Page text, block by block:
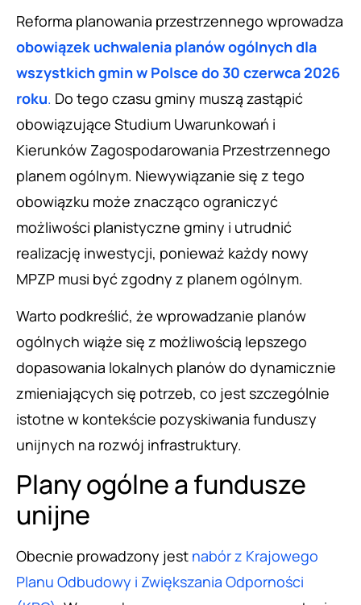
Reforma planowania przestrzennego wprowadza
obowiązek uchwalenia planów ogólnych dla
wszystkich gmin w Polsce do 30 czerwca 2026
roku. Do tego czasu gminy muszą zastąpić
obowiązujące Studium Uwarunkowań i
Kierunków Zagospodarowania Przestrzennego
planem ogólnym. Niewywiązanie się z tego
obowiązku może znacząco ograniczyć
możliwości planistyczne gminy i utrudnić
realizację inwestycji, ponieważ każdy nowy
MPZP musi być zgodny z planem ogólnym.
Warto podkreślić, że wprowadzanie planów
ogólnych wiąże się z możliwością lepszego
dopasowania lokalnych planów do dynamicznie
zmieniających się potrzeb, co jest szczególnie
istotne w kontekście pozyskiwania funduszy
unijnych na rozwój infrastruktury.
Plany ogólne a fundusze
unijne
Obecnie prowadzony jest nabór z Krajowego
Planu Odbudowy i Zwiększania Odporności